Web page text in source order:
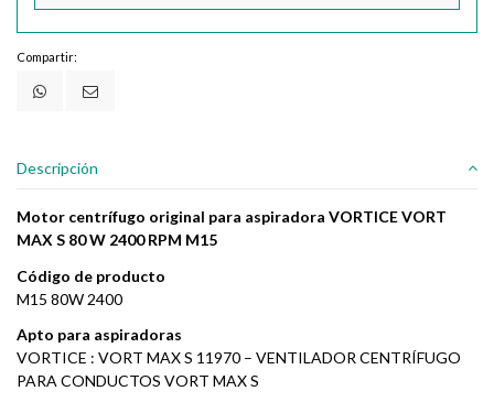
Compartir:
Descripción
Motor centrífugo original para aspiradora VORTICE VORT
MAX S 80 W 2400 RPM M15
Código de producto
M15 80W 2400
Apto para aspiradoras
VORTICE : VORT MAX S 11970 – VENTILADOR CENTRÍFUGO
PARA CONDUCTOS VORT MAX S